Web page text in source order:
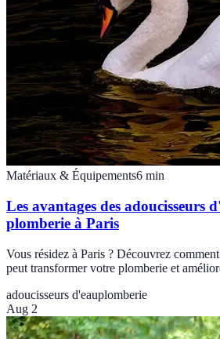
Matériaux & Équipements6 min
Les avantages des adoucisseurs
plomberie à Paris
Vous résidez à Paris ? Découvrez
peut transformer votre plomberie et
adoucisseurs d'eauplomberie
Aug 2